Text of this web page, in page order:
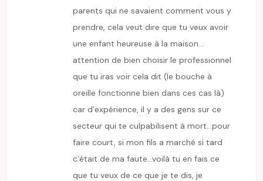
parents qui ne savaient comment vous y
prendre, cela veut dire que tu veux avoir
une enfant heureuse à la maison…
attention de bien choisir le professionnel
que tu iras voir cela dit (le bouche à
oreille fonctionne bien dans ces cas là)
car d’expérience, il y a des gens sur ce
secteur qui te culpabilisent à mort…pour
faire court, si mon fils a marché si tard
c’était de ma faute…voilà tu en fais ce
que tu veux de ce que je te dis, je